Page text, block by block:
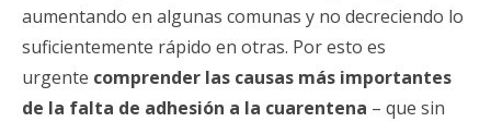
aumentando en algunas comunas y no decreciendo lo
suficientemente rápido en otras. Por esto es
urgente comprender las causas más importantes
de la falta de adhesión a la cuarentena – que sin